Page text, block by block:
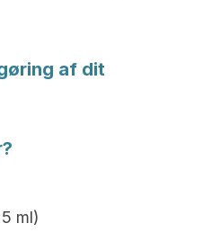
af dit
ml)